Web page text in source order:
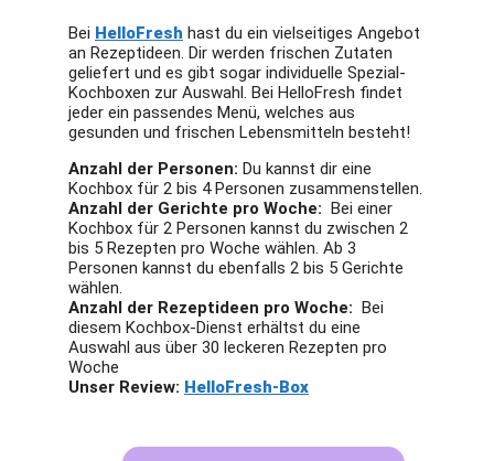
Bei HelloFresh hast du ein vielseitiges Angebot
an Rezeptideen. Dir werden frischen Zutaten
geliefert und es gibt sogar individuelle Spezial-
Kochboxen zur Auswahl. Bei HelloFresh findet
jeder ein passendes Menü, welches aus
gesunden und frischen Lebensmitteln besteht!
Anzahl der Personen: Du kannst dir eine
Kochbox für 2 bis 4 Personen zusammenstellen.
Anzahl der Gerichte pro Woche: Bei einer
Kochbox für 2 Personen kannst du zwischen 2
bis 5 Rezepten pro Woche wählen. Ab 3
Personen kannst du ebenfalls 2 bis 5 Gerichte
wählen.
Anzahl der Rezeptideen pro Woche: Bei
diesem Kochbox-Dienst erhältst du eine
Auswahl aus über 30 leckeren Rezepten pro
Woche
Unser Review: HelloFresh-Box